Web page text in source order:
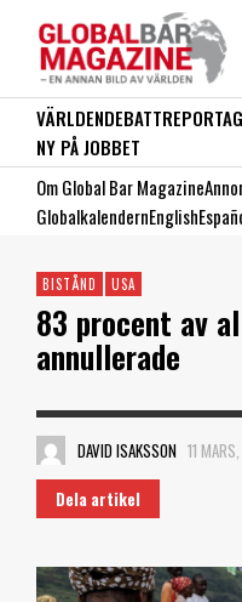
VÄRLDENDEBATT
NY PÅ JOBBET
Om Global Bar Magazine
GlobalkalendernEnglish
BISTÅND USA
83 procent av
annullerade
DAVID ISAKSSON 11
Dela artikel